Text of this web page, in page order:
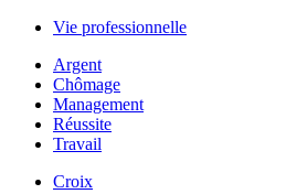
Vie professionnelle
Argent
Chômage
Management
Réussite
Travail
Croix